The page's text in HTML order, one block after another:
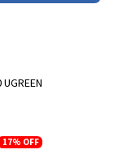
17% OFF